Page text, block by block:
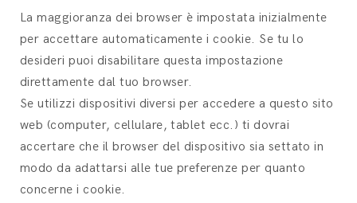
La maggioranza dei browser è impostata inizialmente
per accettare automaticamente i cookie. Se tu lo
desideri puoi disabilitare questa impostazione
direttamente dal tuo browser.
Se utilizzi dispositivi diversi per accedere a questo sito
web (computer, cellulare, tablet ecc.) ti dovrai
accertare che il browser del dispositivo sia settato in
modo da adattarsi alle tue preferenze per quanto
concerne i cookie.